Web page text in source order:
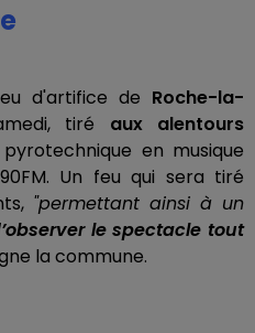
d'artifice de Roche-la-
tiré aux alentours
en musique
Un feu qui sera tiré
"permettant ainsi à un
le spectacle tout
la commune.